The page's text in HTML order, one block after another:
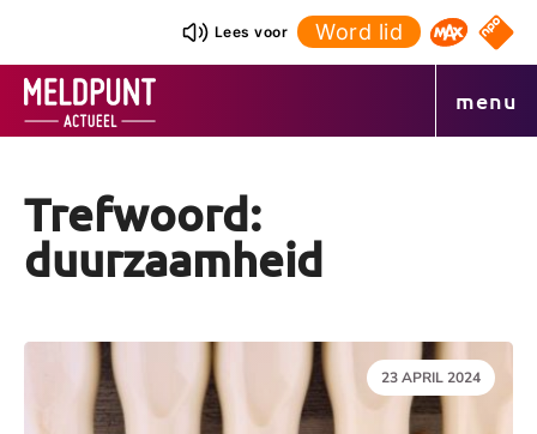
inhoud
Lees voor Word lid Omroep
NPO
menu
Trefwoord:
duurzaamheid
DATUM:
23 APRIL 2024